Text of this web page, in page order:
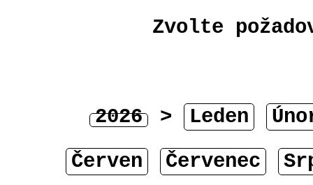
Zvolte
2026 > Leden
Červen
Červenec